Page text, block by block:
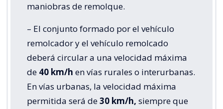
maniobras de remolque.
– El conjunto formado por el vehículo
remolcador y el vehículo remolcado
deberá circular a una velocidad máxima
de 40 km/h en vías rurales o interurbanas.
En vías urbanas, la velocidad máxima
permitida será de30 km/h, siempre que